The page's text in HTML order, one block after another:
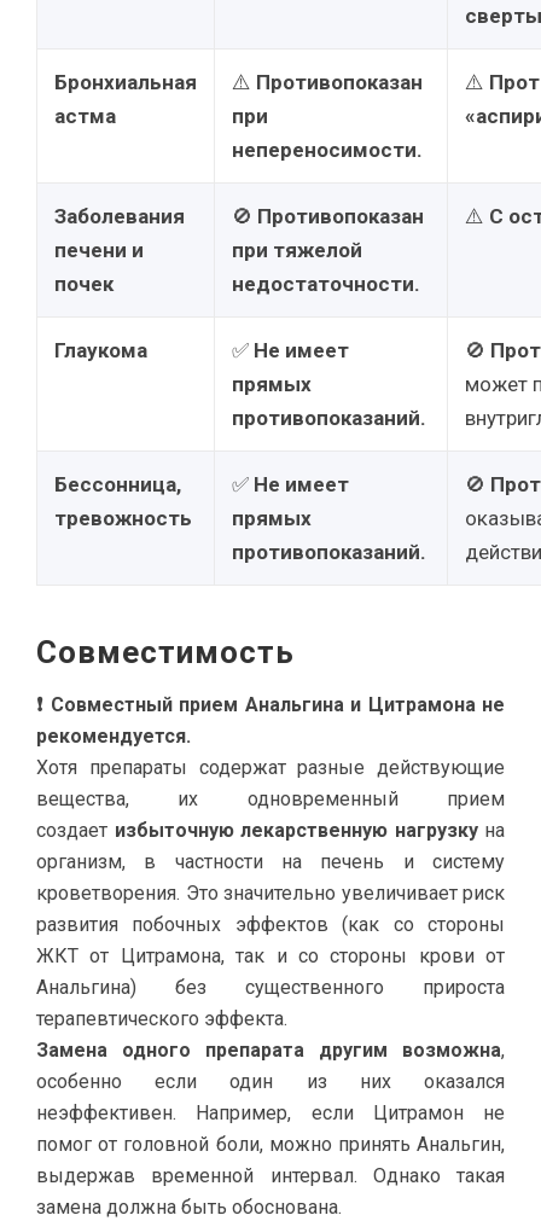
Бронхиальная
астма
⚠️ Противопоказан
при
непереносимости.
⚠️
Заболевания
печени и
почек
🚫 Противопоказан
при тяжелой
недостаточности.
⚠️ С
Глаукома ✅ Не имеет
прямых
противопоказаний.
🚫
может
Бессонница,
тревожность
✅ Не имеет
прямых
противопоказаний.
🚫
Совместимость
❗ Совместный прием Анальгина и Цитрамона не
рекомендуется.
Хотя препараты содержат разные действующие
вещества, их одновременный прием
создает избыточную лекарственную нагрузкуна
организм, в частности на печень и систему
кроветворения. Это значительно увеличивает риск
развития побочных эффектов (как со стороны
ЖКТ от Цитрамона, так и со стороны крови от
Анальгина) без существенного прироста
терапевтического эффекта.
Замена одного препарата другим возможна,
особенно если один из них оказался
неэффективен. Например, если Цитрамон не
помог от головной боли, можно принять Анальгин,
выдержав временной интервал. Однако такая
замена должна быть обоснована.